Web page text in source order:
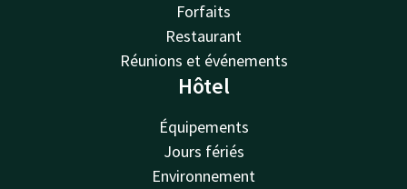
Forfaits
Restaurant
Réunions et événements
Hôtel
Équipements
Jours fériés
Environnement